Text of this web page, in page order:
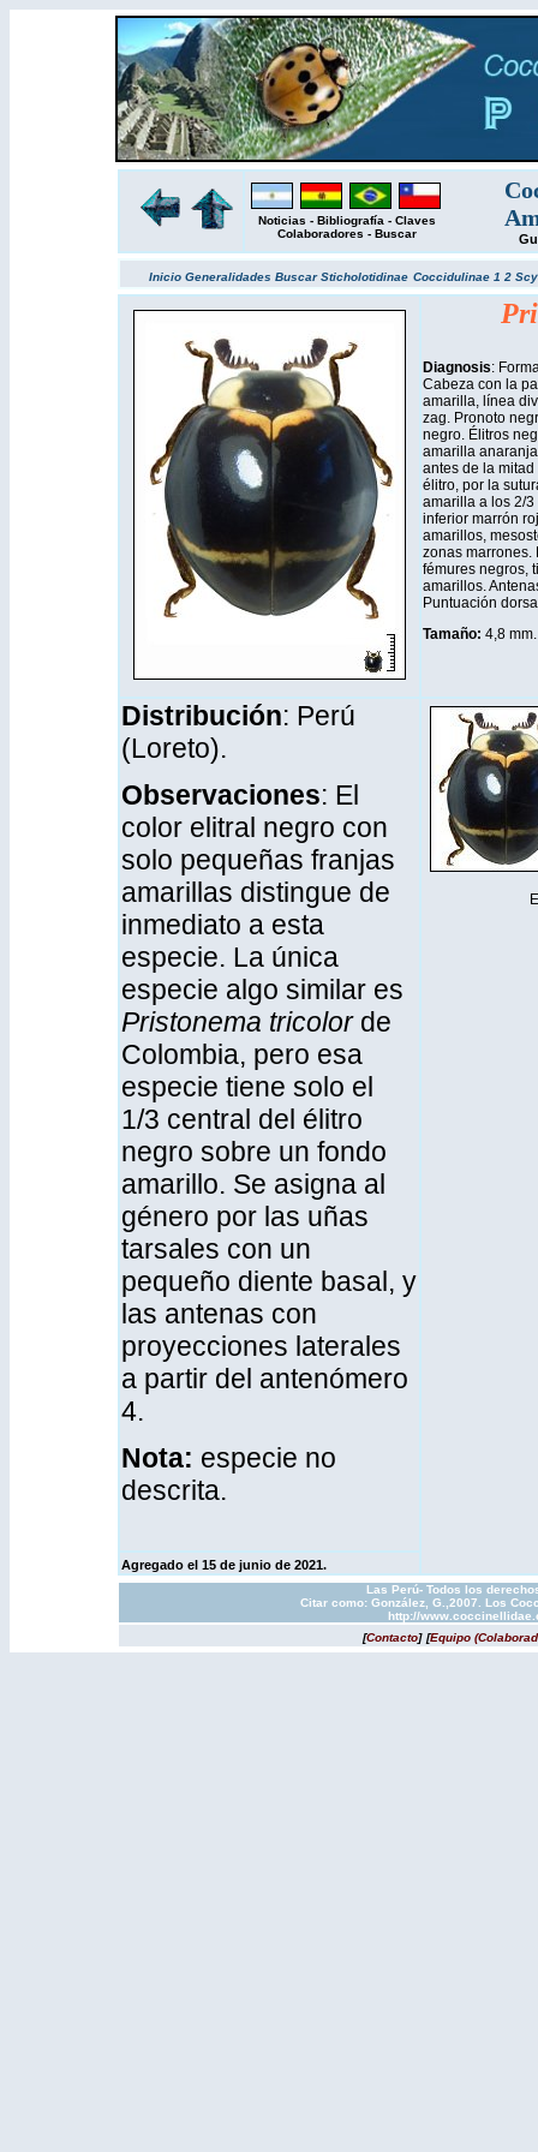
Noticias - Bibliografía - Claves
Colaboradores - Buscar
Inicio Generalidades BuscarSticholotidinae Coccidulinae 1 2
Diagnosis:
Cabeza con la
amarilla, línea
zag. Pronoto
negro. Élitros
amarilla
antes de la
élitro, por la
amarilla a los 2/
inferior marrón
amarillos,
zonas marrones.
fémures negros,
amarillos.
Puntuación
Tamaño: 4,8 mm.
Distribución: Perú
(Loreto).
Observaciones: El
color elitral negro con
solo pequeñas franjas
amarillas distingue de
inmediato a esta
especie. La única
especie algo similar es
Pristonema tricolorde
Colombia, pero esa
especie tiene solo el
1/3 central del élitro
negro sobre un fondo
amarillo. Se asigna al
género por las uñas
tarsales con un
pequeño diente basal, y
las antenas con
proyecciones laterales
a partir del antenómero
4.
Nota: especie no
descrita.
Agregado el 15 de junio de 2021.
Las Perú- Todos los
Citar como: González, G.,2007. Los
http://
[Contacto] [Equipo